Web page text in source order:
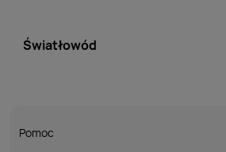
Światłowód
Pomoc